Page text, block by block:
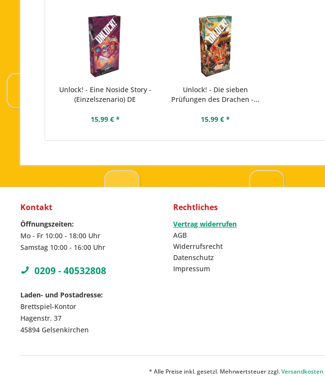
Unlock! - Eine Noside Story -
(Einzelszenario) DE
15,99 € *
Unlock! - Die sieben
Prüfungen des Drachen -...
15,99 € *
Kontakt
Öffnungszeiten:
Mo - Fr 10:00 - 18:00 Uhr
Samstag 10:00 - 16:00 Uhr
0209 - 40532808
Laden- und Postadresse:
Brettspiel-Kontor
Hagenstr. 37
45894 Gelsenkirchen
Rechtliches
Vertrag widerrufen
AGB
Widerrufsrecht
Datenschutz
Impressum
* Alle Preise inkl. gesetzl. Mehrwertsteuer zzgl.Versandkosten